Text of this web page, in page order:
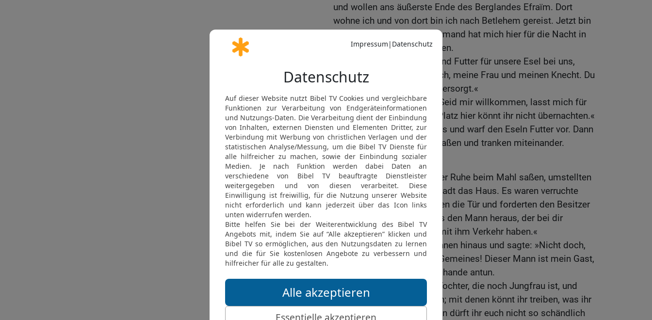
und wollen ans äußerste Ende des Berglandes Efraïm. Dort
wohne ich und von dort bin ich nach Betlehem gereist. Jetzt bin
ich auf dem Heimweg. Niemand hat mich hier für die Nacht in
sein Haus aufnehmen wollen.
Dabei haben wir Stroh und Futter für unsere Esel bei uns,
auch Brot und Wein für mich, meine Frau und meinen Knecht. Du
siehst, wir sind mit allem versorgt.«
20 Der Mann antwortete: »Seid mir willkommen, lasst mich für
euch sorgen! Auf diesem Platz hier könnt ihr nicht übernachten.«
21 Er führte sie in sein Haus und warf den Eseln Futter vor. Dann
wuschen sie die Füße und aßen und tranken miteinander.
Eine unerhörte Schandtat
22 Während sie noch in aller Ruhe beim Mahl saßen, umstellten
plötzlich die Männer der Stadt das Haus. Es waren verruchte
Leute, sie trommelten gegen die Tür und forderten den Besitzer
des Hauses auf: »Bring uns den Mann heraus, der bei dir
eingekehrt ist! Wir wollen mit ihm Verkehr haben.«
23 Der alte Mann ging zu ihnen hinaus und sagte: »Nicht doch,
Brüder, tut nicht so etwas Gemeines! Dieser Mann ist mein Gast,
ihr dürft ihm nicht diese Schande antun.
Ich bringe euch meine Tochter, die noch Jungfrau ist, und
dazu die Frau des Fremden; mit denen könnt ihr treiben, was ihr
wollt. Aber an diesem Mann dürft ihr euch nicht so schändlich